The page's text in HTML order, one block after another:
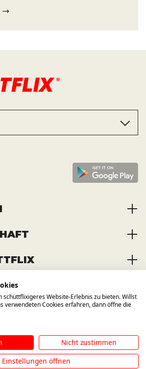
AUF ANDERE
Hinweisgebersystem
schüttflixigeres Website-Erlebnis zu bieten. Willst
verwendeten Cookies erfahren, dann öffne die
Nicht zustimmen
Einstellungen öffnen